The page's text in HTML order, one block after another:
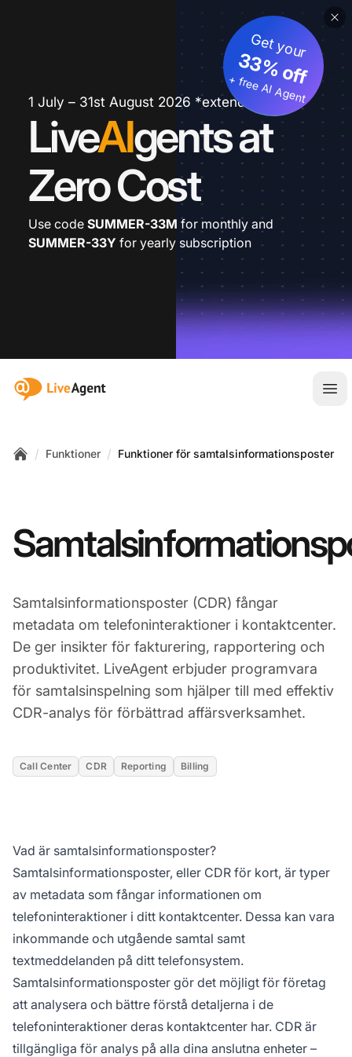
1 July – 31st August 2026 *extended
LiveAIgents at
Zero Cost
Get your
33% off
+ free AI Agent
Use code SUMMER-33M for monthly and
SUMMER-33Y for yearly subscription
:site.title
/ Funktioner / Funktioner för samtalsinformationsposter
Samtalsinformationsposter (CDR) fångar
metadata om telefoninteraktioner i kontaktcenter.
De ger insikter för fakturering, rapportering och
produktivitet. LiveAgent erbjuder programvara
för samtalsinspelning som hjälper till med effektiv
CDR-analys för förbättrad affärsverksamhet.
Call Center CDR Reporting Billing
Vad är samtalsinformationsposter?
Samtalsinformationsposter, eller CDR för kort, är typer
av metadata som fångar informationen om
telefoninteraktioner i ditt kontaktcenter. Dessa kan vara
inkommande och utgående samtal samt
textmeddelanden på ditt telefonsystem.
Samtalsinformationsposter gör det möjligt för företag
att analysera och bättre förstå detaljerna i de
telefoninteraktioner deras kontaktcenter har. CDR är
tillgängliga för analys på alla dina anslutna enheter –